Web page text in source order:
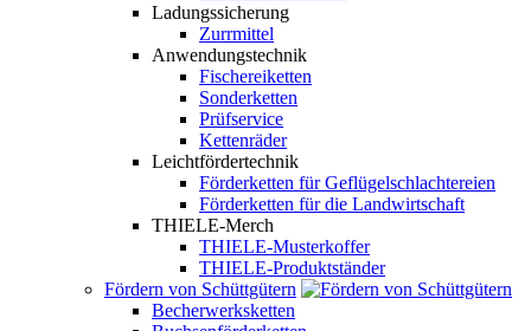
Ladungssicherung
Zurrmittel
Anwendungstechnik
Fischereiketten
Sonderketten
Prüfservice
Kettenräder
Leichtfördertechnik
Förderketten für Geflügelschlachtereien
Förderketten für die Landwirtschaft
THIELE-Merch
THIELE-Musterkoffer
THIELE-Produktständer
Fördern von Schüttgütern
Becherwerksketten